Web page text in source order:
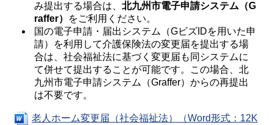
み提出する場合は、北九州市電子申請システム（G
raffer）
をご利用ください。
国の電子申請・届出システム（GビズIDを用いた申
請）を利用して介護保険法の変更届を提出する場
合は、社会福祉法に基づく変更届も同システムに
て併せて提出することが可能です。この場合、北
九州市電子申請システム（Graffer）からの再提出
は不要です。
老人ホーム変更届（社会福祉法）（Word形式：12K